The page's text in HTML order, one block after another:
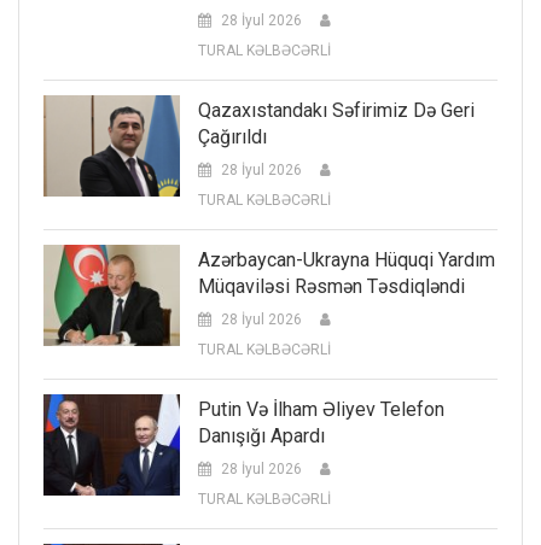
28 İyul 2026
TURAL KƏLBƏCƏRLİ
Qazaxıstandakı Səfirimiz Də Geri
Çağırıldı
28 İyul 2026
TURAL KƏLBƏCƏRLİ
Azərbaycan-Ukrayna Hüquqi Yardım
Müqaviləsi Rəsmən Təsdiqləndi
28 İyul 2026
TURAL KƏLBƏCƏRLİ
Putin Və İlham Əliyev Telefon
Danışığı Apardı
28 İyul 2026
TURAL KƏLBƏCƏRLİ